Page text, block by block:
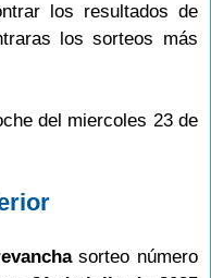
los resultados de
los sorteos más
del miercoles 23 de
sorteo número